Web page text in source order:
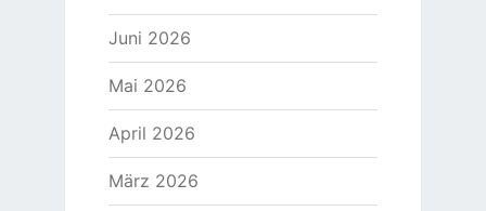
Juni 2026
Mai 2026
April 2026
März 2026